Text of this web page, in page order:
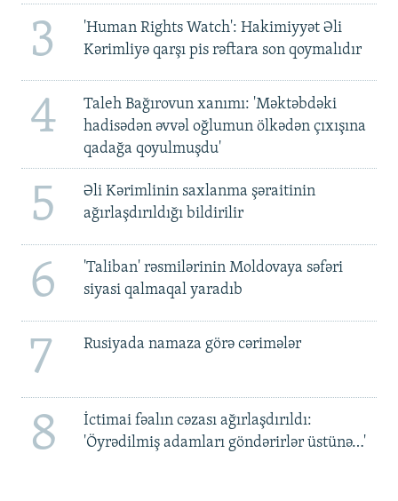
3
'Human Rights Watch': Hakimiyyət Əli
Kərimliyə qarşı pis rəftara son qoymalıdır
4
Taleh Bağırovun xanımı: 'Məktəbdəki
hadisədən əvvəl oğlumun ölkədən çıxışına
qadağa qoyulmuşdu'
5
Əli Kərimlinin saxlanma şəraitinin
ağırlaşdırıldığı bildirilir
6
'Taliban' rəsmilərinin Moldovaya səfəri
siyasi qalmaqal yaradıb
7 Rusiyada namaza görə cərimələr
8
İctimai fəalın cəzası ağırlaşdırıldı:
'Öyrədilmiş adamları göndərirlər üstünə…'